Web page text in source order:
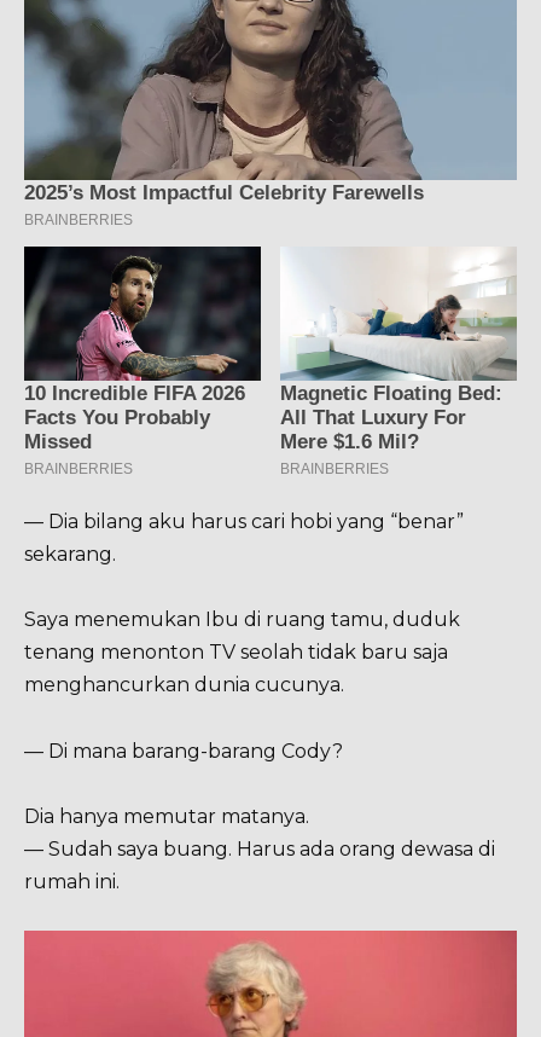
— Dia bilang aku harus cari hobi yang “benar”
sekarang.
Saya menemukan Ibu di ruang tamu, duduk
tenang menonton TV seolah tidak baru saja
menghancurkan dunia cucunya.
— Di mana barang-barang Cody?
Dia hanya memutar matanya.
— Sudah saya buang. Harus ada orang dewasa di
rumah ini.